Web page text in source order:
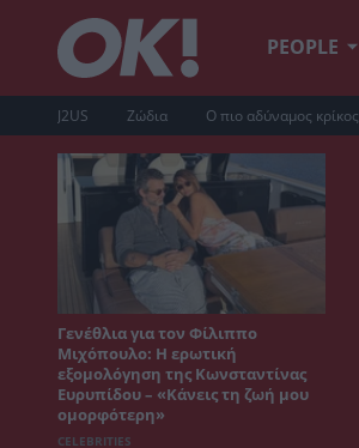
PEOPLE
J2US Ζώδια Ο πιο αδύναμος κρίκος
Γενέθλια για τον Φίλιππο
Μιχόπουλο: Η ερωτική
εξομολόγηση της Κωνσταντίνας
Ευρυπίδου – «Κάνεις τη ζωή μου
ομορφότερη»
CELEBRITIES